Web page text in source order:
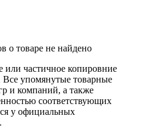
о товаре не найдено
частичное копировние
Все упомянутые товарные
и компаний, а также
соответствующих
у официальных